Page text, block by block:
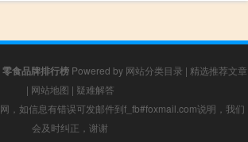
零食品牌排行榜Powered by 网站分类目录 | 精选推荐文章
| 网站地图 | 疑难解答
，如信息有错误可发邮件到f_fb#foxmail.com说明，我们
会及时纠正，谢谢